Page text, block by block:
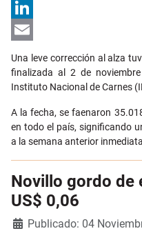
X
LinkedIn
Email
Una leve corrección al alza
finalizada al 2 de
Instituto Nacional de Carnes
A la fecha, se faenaron
en todo el país, significando
a la semana anterior
Novillo gordo de
US$ 0,06
Detalles
Publicado: 04